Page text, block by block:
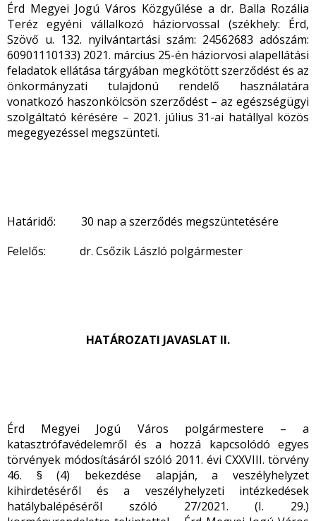
Érd Megyei Jogú Város Közgyűlése a dr. Balla Rozália
Teréz egyéni vállalkozó háziorvossal (székhely: Érd,
Szövő u. 132. nyilvántartási szám: 24562683 adószám:
60901110133) 2021. március 25-én háziorvosi alapellátási
feladatok ellátása tárgyában megkötött szerződést és az
önkormányzati tulajdonú rendelő használatára
vonatkozó haszonkölcsön szerződést – az egészségügyi
szolgáltató kérésére – 2021. július 31-ai hatállyal közös
megegyezéssel megszünteti.
Határidő: 30 nap a szerződés megszüntetésére
Felelős: dr. Csőzik László polgármester
HATÁROZATI JAVASLAT II.
Érd Megyei Jogú Város polgármestere – a
katasztrófavédelemről és a hozzá kapcsolódó egyes
törvények módosításáról szóló 2011. évi CXXVIII. törvény
46. § (4) bekezdése alapján, a veszélyhelyzet
kihirdetéséről és a veszélyhelyzeti intézkedések
hatálybalépéséről szóló 27/2021. (I. 29.)